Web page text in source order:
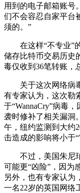
用到的电子邮箱账号
们不会容忍自家平台
须的。”
在这样“不专业”的
储存比特币交易历史
毒仅收到36笔转账，
关于这次网络病毒
有专家认为，这次勒
于“WannaCry”病毒
袭时修补了相关漏洞
午，纽约监测到大约
击造成的影响将小于
不过，美国朱尼珀
可能更“凶险”，因为
另外，也有专家认为
一名22岁的英国网络